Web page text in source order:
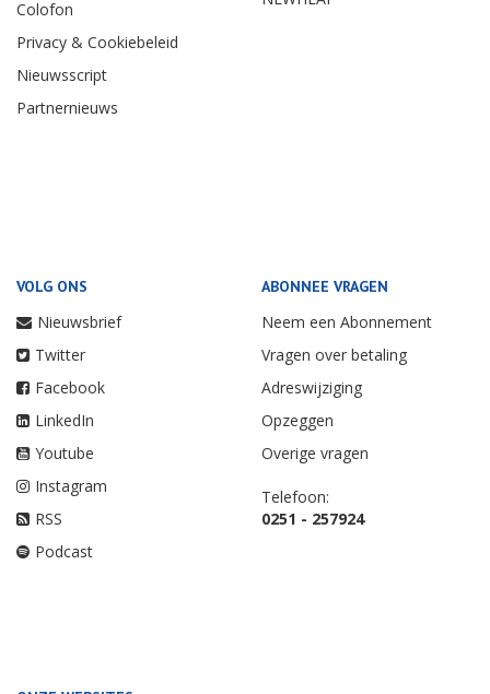
Colofon
Privacy & Cookiebeleid
Nieuwsscript
Partnernieuws
VOLG ONS
Nieuwsbrief
Twitter
Facebook
LinkedIn
Youtube
Instagram
RSS
Podcast
ABONNEE VRAGEN
Neem een Abonnement
Vragen over betaling
Adreswijziging
Opzeggen
Overige vragen
Telefoon:
0251 - 257924